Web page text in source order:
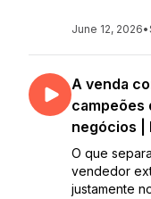
June 12, 2026•
A venda
campeões
negócios |
O que
vendedor
justamente